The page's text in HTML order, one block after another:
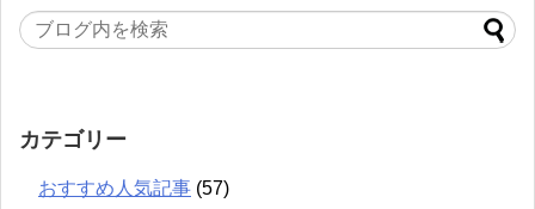
カテゴリー
おすすめ人気記事 (57)